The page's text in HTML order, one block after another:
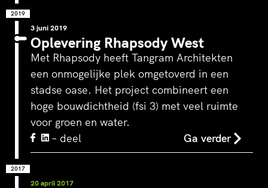
2019
3 juni 2019
Oplevering Rhapsody West
Met Rhapsody heeft Tangram Architekten
een onmogelijke plek omgetoverd in een
stadse oase. Het project combineert een
hoge bouwdichtheid (fsi 3) met veel ruimte
voor groen en water.
– deel
Ga verder
2017
20 april 2017